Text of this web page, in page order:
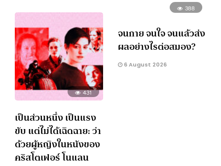
431
เป็นส่วนหนึ่ง เป็นแรง
ขับ แต่ไม่ได้เฉิดฉาย: ว่า
ด้วยผู้หญิงในหนังของ
คริสโตเฟอร์ โนแลน
388
จนกาย จนใจ จนแล้วส่ง
ผลอย่างไรต่อสมอง?
6 August 2026